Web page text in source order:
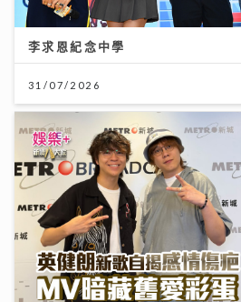
李求恩紀念中學
31/07/2026